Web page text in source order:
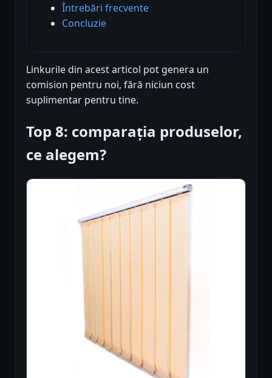
Întrebări frecvente
Concluzie
Linkurile din acest articol pot genera un
comision pentru noi, fără niciun cost
suplimentar pentru tine.
Top 8: comparația produselor,
ce alegem?